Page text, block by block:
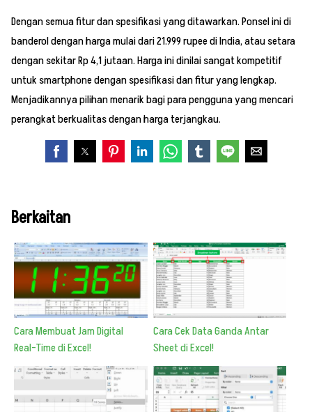
Dengan semua fitur dan spesifikasi yang ditawarkan. Ponsel ini di
banderol dengan harga mulai dari 21.999 rupee di India, atau setara
dengan sekitar Rp 4,1 jutaan. Harga ini dinilai sangat kompetitif
untuk smartphone dengan spesifikasi dan fitur yang lengkap.
Menjadikannya pilihan menarik bagi para pengguna yang mencari
perangkat berkualitas dengan harga terjangkau.
Berkaitan
Cara Membuat Jam Digital
Real-Time di Excel!
Cara Cek Data Ganda Antar
Sheet di Excel!